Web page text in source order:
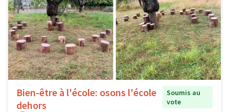
Bien-être à l'école: osons l'école
dehors
Soumis au
vote